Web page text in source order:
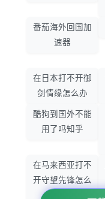
番茄海外回国加
速器
在日本打不开御
剑情缘怎么办
酷狗到国外不能
用了吗知乎
在马来西亚打不
开守望先锋怎么